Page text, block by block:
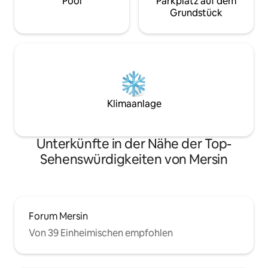
Grundstück
Klimaanlage
Unterkünfte in der Nähe der Top-
Sehenswürdigkeiten von Mersin
Forum Mersin
Von 39 Einheimischen empfohlen